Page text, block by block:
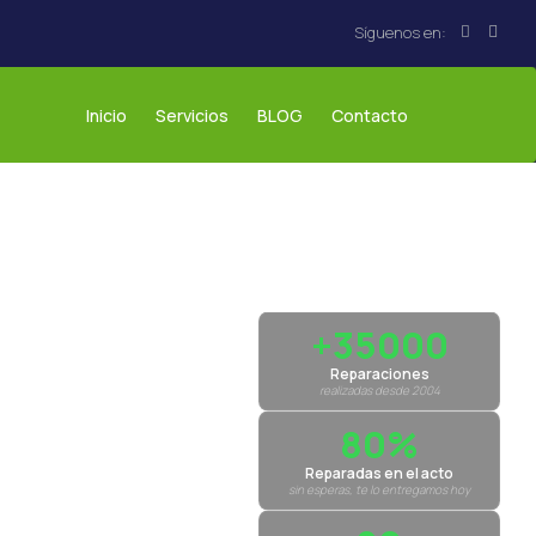
Inicio Servicios BLOG Contacto
+35000
Reparaciones
realizadas desde 2004
80%
Reparadas en el acto
sin esperas, te lo entregamos hoy